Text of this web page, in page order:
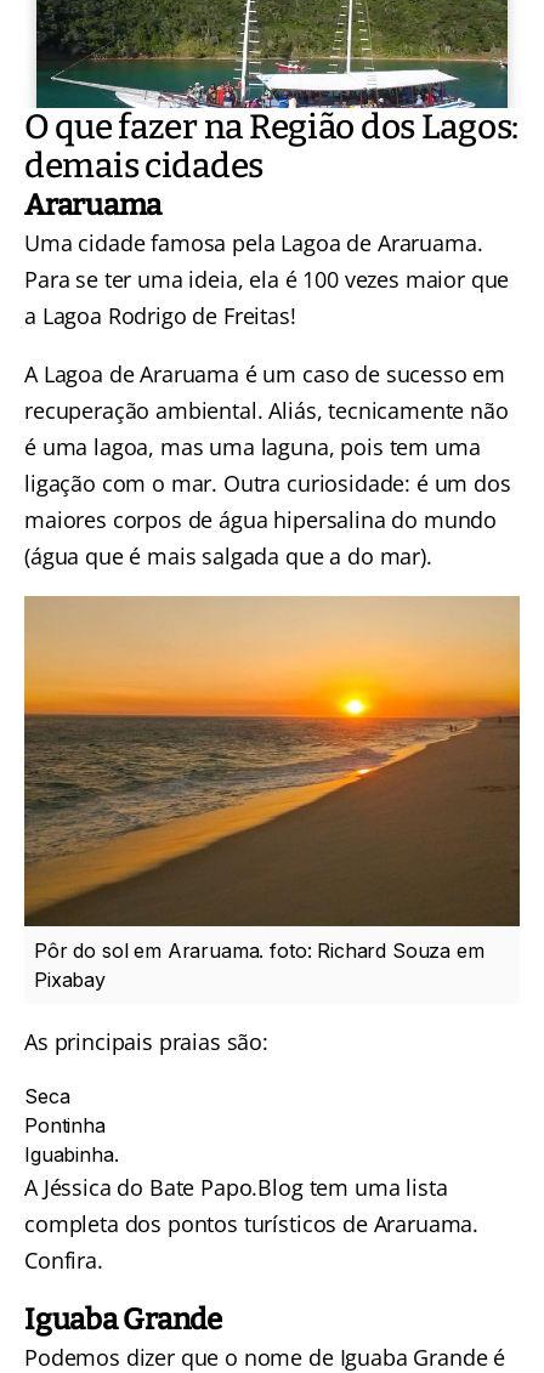
O que fazer na Região dos Lagos:
demais cidades
Araruama
Uma cidade famosa pela Lagoa de Araruama.
Para se ter uma ideia, ela é 100 vezes maior que
a Lagoa Rodrigo de Freitas!
A Lagoa de Araruama é um caso de sucesso em
recuperação ambiental. Aliás, tecnicamente não
é uma lagoa, mas uma laguna, pois tem uma
ligação com o mar. Outra curiosidade: é um dos
maiores corpos de água hipersalina do mundo
(água que é mais salgada que a do mar).
Pôr do sol em Araruama. foto: Richard Souza em
Pixabay
As principais praias são:
Seca
Pontinha
Iguabinha.
A Jéssica do Bate Papo.Blog tem uma lista
completa dos pontos turísticos de Araruama.
Confira.
Iguaba Grande
Podemos dizer que o nome de Iguaba Grande é